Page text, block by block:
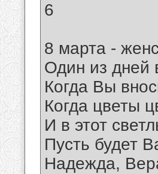
6
8 марта -
Один из дней
Когда Вы
Когда цветы
И в этот
Пусть будет
Надежда,